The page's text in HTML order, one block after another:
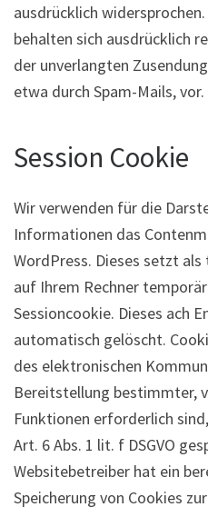
ausdrücklich
behalten sich ausdrücklich
der unverlangten
etwa durch Spam-Mails, vor.
Session Cookie
Wir verwenden für die
Informationen das
WordPress. Dieses setzt
auf Ihrem Rechner
Sessioncookie. Dieses ach
automatisch gelöscht.
des elektronischen
Bereitstellung bestimmter,
Funktionen erforderlich
Art. 6 Abs. 1 lit. f DSGVO
Websitebetreiber hat ein
Speicherung von Cookies